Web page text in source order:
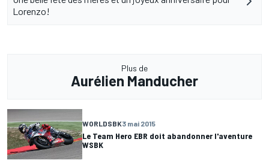
Lorenzo!
Plus de
Aurélien Manducher
WORLDSBK3 mai 2015
Le Team Hero EBR doit abandonner l'aventure
WSBK